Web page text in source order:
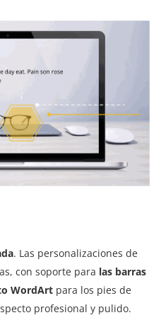
. Las personalizaciones de
con soporte para las barras
WordArt para los pies de
profesional y pulido.